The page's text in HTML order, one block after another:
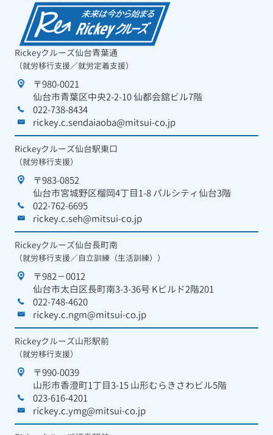
Rickeyクルーズ仙台青葉通
（就労移行支援／就労定着支援）
〒980-0021
仙台市青葉区中央2-2-10 仙都会舘ビル7階
022-738-8434
rickey.c.sendaiaoba@mitsui-co.jp
Rickeyクルーズ仙台駅東口
（就労移行支援）
〒983-0852
仙台市宮城野区榴岡4丁目1-8 パルシティ仙台3階
022-762-6695
rickey.c.seh@mitsui-co.jp
Rickeyクルーズ仙台長町南
（就労移行支援／自立訓練（生活訓練））
〒982－0012
仙台市太白区長町南3-3-36号 Kビルド2階201
022-748-4620
rickey.c.ngm@mitsui-co.jp
Rickeyクルーズ山形駅前
（就労移行支援）
〒990-0039
山形市香澄町1丁目3-15 山形むらきさわビル5階
023-616-4201
rickey.c.ymg@mitsui-co.jp